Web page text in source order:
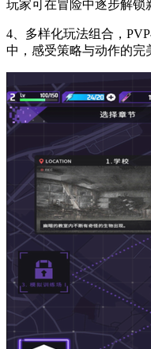
玩家可在冒险中逐步解锁
4、多样化玩法组合，
中，感受策略与动作的完